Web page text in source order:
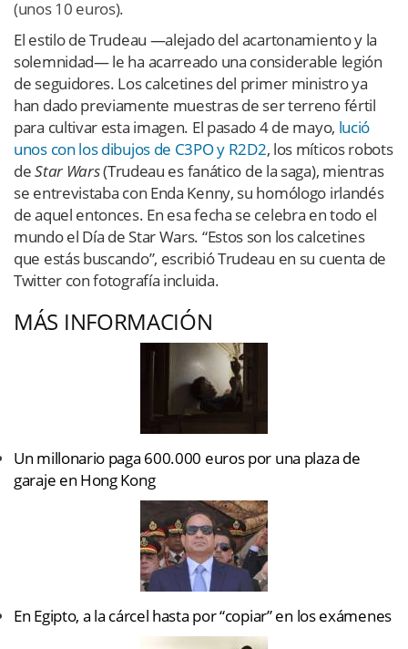
(unos 10 euros).
El estilo de Trudeau —alejado del acartonamiento y la
solemnidad— le ha acarreado una considerable legión
de seguidores. Los calcetines del primer ministro ya
han dado previamente muestras de ser terreno fértil
para cultivar esta imagen. El pasado 4 de mayo, lució
unos con los dibujos de C3PO y R2D2, los míticos robots
deStar Wars(Trudeau es fanático de la saga), mientras
se entrevistaba con Enda Kenny, su homólogo irlandés
de aquel entonces. En esa fecha se celebra en todo el
mundo el Día de Star Wars. “Estos son los calcetines
que estás buscando”, escribió Trudeau en su cuenta de
Twitter con fotografía incluida.
MÁS INFORMACIÓN
Un millonario paga 600.000 euros por una plaza de
garaje en Hong Kong
En Egipto, a la cárcel hasta por “copiar” en los exámenes